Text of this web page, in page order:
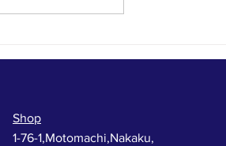
ト！ サマ
Shop
1-76-1,Motomachi,Nakaku,